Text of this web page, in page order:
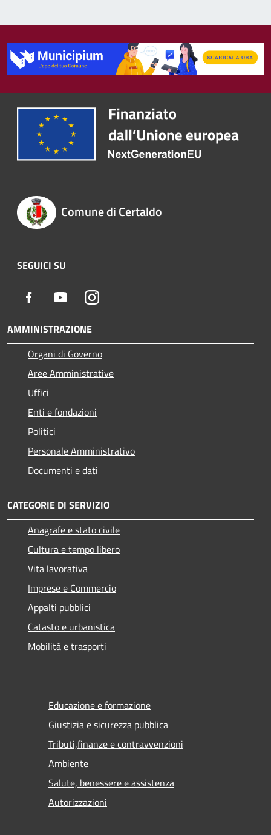
Comune di Certaldo
SEGUICI SU
Facebook YoutubeInstagram
AMMINISTRAZIONE
Organi di Governo
Aree Amministrative
Uffici
Enti e fondazioni
Politici
Personale Amministrativo
Documenti e dati
CATEGORIE DI SERVIZIO
Anagrafe e stato civile
Cultura e tempo libero
Vita lavorativa
Imprese e Commercio
Appalti pubblici
Catasto e urbanistica
Mobilità e trasporti
Educazione e formazione
Giustizia e sicurezza pubblica
Tributi,finanze e contravvenzioni
Ambiente
Salute, benessere e assistenza
Autorizzazioni